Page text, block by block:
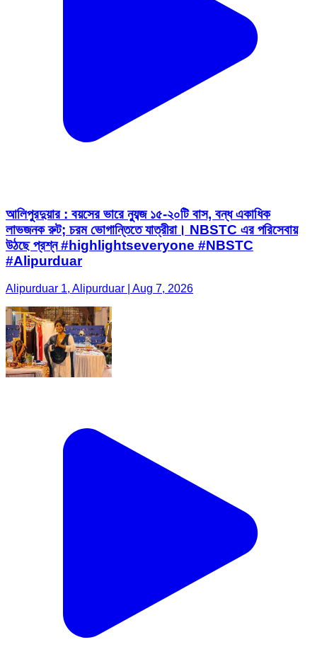
আলিপুরদুয়ার : বয়সের ভারে ন্যুব্জ ১৫-২০টি বাস, বন্ধ একাধিক
Alipurduar 1, Alipurduar | Aug 7, 2026
#Exhibition শ্রাবণী সম্ভার নিয়ে হাজির মৃত্তিকা বুটিক স্থান :
আলিপুরদুয়ার নেতাজীরোড দুর্গাবাড়ি। 7 8 9 আগস্ট থাকছেন দেবজানী